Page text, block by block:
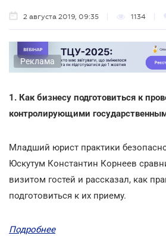
2 августа 2019, 09:35 1134
Реклама
1. Как бизнесу подготовиться к
контролирующими
Младший юрист практики
Юскутум Константин Корнеев
визитом гостей и рассказал, как
подготовиться к их приему.
Подробнее